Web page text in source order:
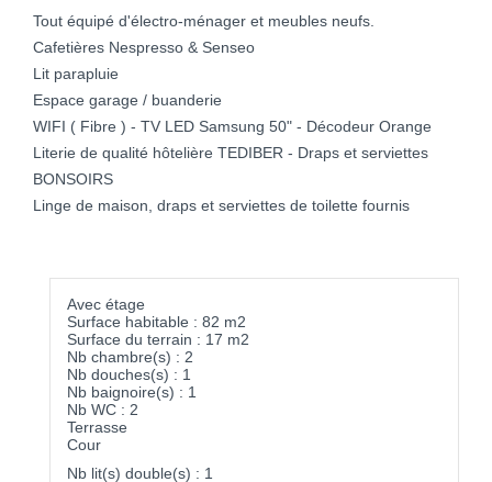
Tout équipé d'électro-ménager et meubles neufs.
Cafetières Nespresso & Senseo
Lit parapluie
Espace garage / buanderie
WIFI ( Fibre ) - TV LED Samsung 50" - Décodeur Orange
Literie de qualité hôtelière TEDIBER - Draps et serviettes
BONSOIRS
Linge de maison, draps et serviettes de toilette fournis
Avec étage
Surface habitable : 82 m2
Surface du terrain : 17 m2
Nb chambre(s) : 2
Nb douches(s) : 1
Nb baignoire(s) : 1
Nb WC : 2
Terrasse
Cour
Nb lit(s) double(s) : 1